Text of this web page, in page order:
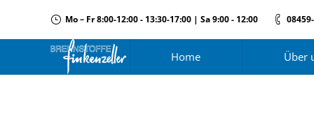
Mo – Fr 8:00-12:00 - 13:30-17:00 | Sa 9:00 - 12:00
Home Über